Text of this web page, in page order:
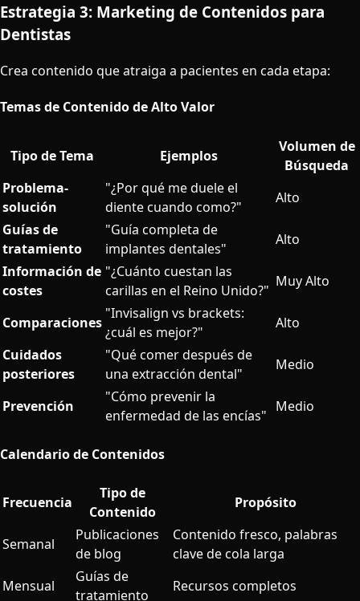
Estrategia 3: Marketing de Contenidos para
Dentistas
Crea contenido que atraiga a pacientes en cada etapa:
Temas de Contenido de Alto Valor
Tipo de Tema Ejemplos
Volumen de
Búsqueda
Problema-
solución
"¿Por qué me duele el
diente cuando como?"
Alto
Guías de
tratamiento
"Guía completa de
implantes dentales"
Alto
Información de
costes
"¿Cuánto cuestan las
carillas en el Reino Unido?"
Muy Alto
Comparaciones
"Invisalign vs brackets:
¿cuál es mejor?"
Alto
Cuidados
posteriores
"Qué comer después de
una extracción dental"
Medio
Prevención
"Cómo prevenir la
enfermedad de las encías"
Medio
Calendario de Contenidos
Frecuencia
Tipo de
Contenido
Propósito
Semanal
Publicaciones
de blog
Contenido fresco, palabras
clave de cola larga
Mensual
Guías de
tratamiento
Recursos completos